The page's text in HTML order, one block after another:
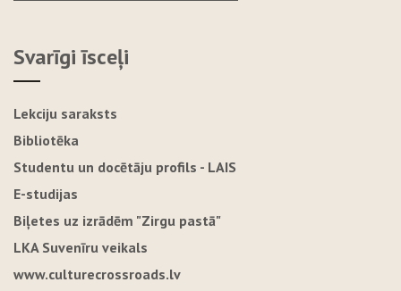
Svarīgi īsceļi
Lekciju saraksts
Bibliotēka
Studentu un docētāju profils - LAIS
E-studijas
Biļetes uz izrādēm "Zirgu pastā"
LKA Suvenīru veikals
www.culturecrossroads.lv